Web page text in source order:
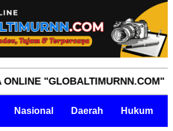
"GLOBALTIMURNN.COM"
Nasional Daerah Hukum